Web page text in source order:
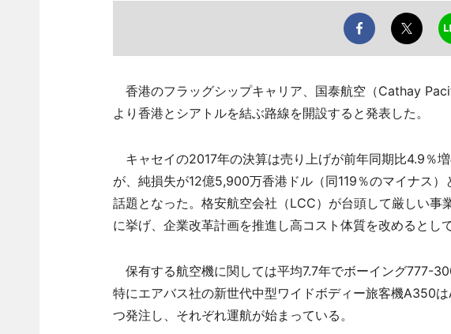
香港のフラッグシップキャリア、国泰航空（Cathay
より香港とシアトルを結ぶ路線を開設すると発表した。
キャセイの2017年の決算は売り上げが前年同期比4.9％
が、純損失が12億5,900万香港ドル（同119％のマイナス
話題となった。格安航空会社（LCC）が台頭して厳しい事
に挙げ、企業改革計画を推進し高コスト体質を改めるとして
保有する航空機に関しては平均7.7年でボーイング777-
特にエアバス社の新世代中型ワイドボディー旅客機
つ発注し、それぞれ運航が始まっている。